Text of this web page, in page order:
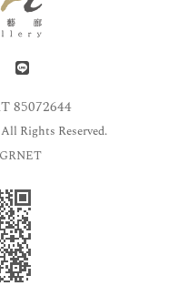
85072644
Rights Reserved.